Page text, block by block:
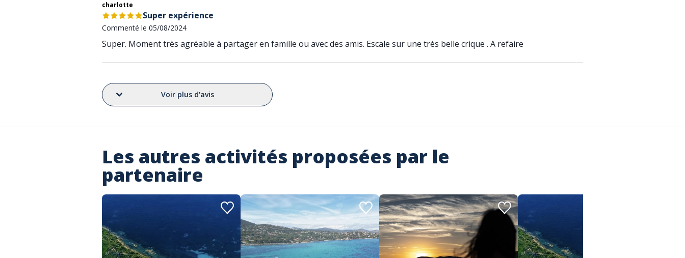
charlotte
Super expérience
Commenté le 05/08/2024
Super. Moment très agréable à partager en famille ou avec des amis. Escale sur une très belle crique . A refaire
Voir plus d'avis
Les autres activités proposées par le
partenaire